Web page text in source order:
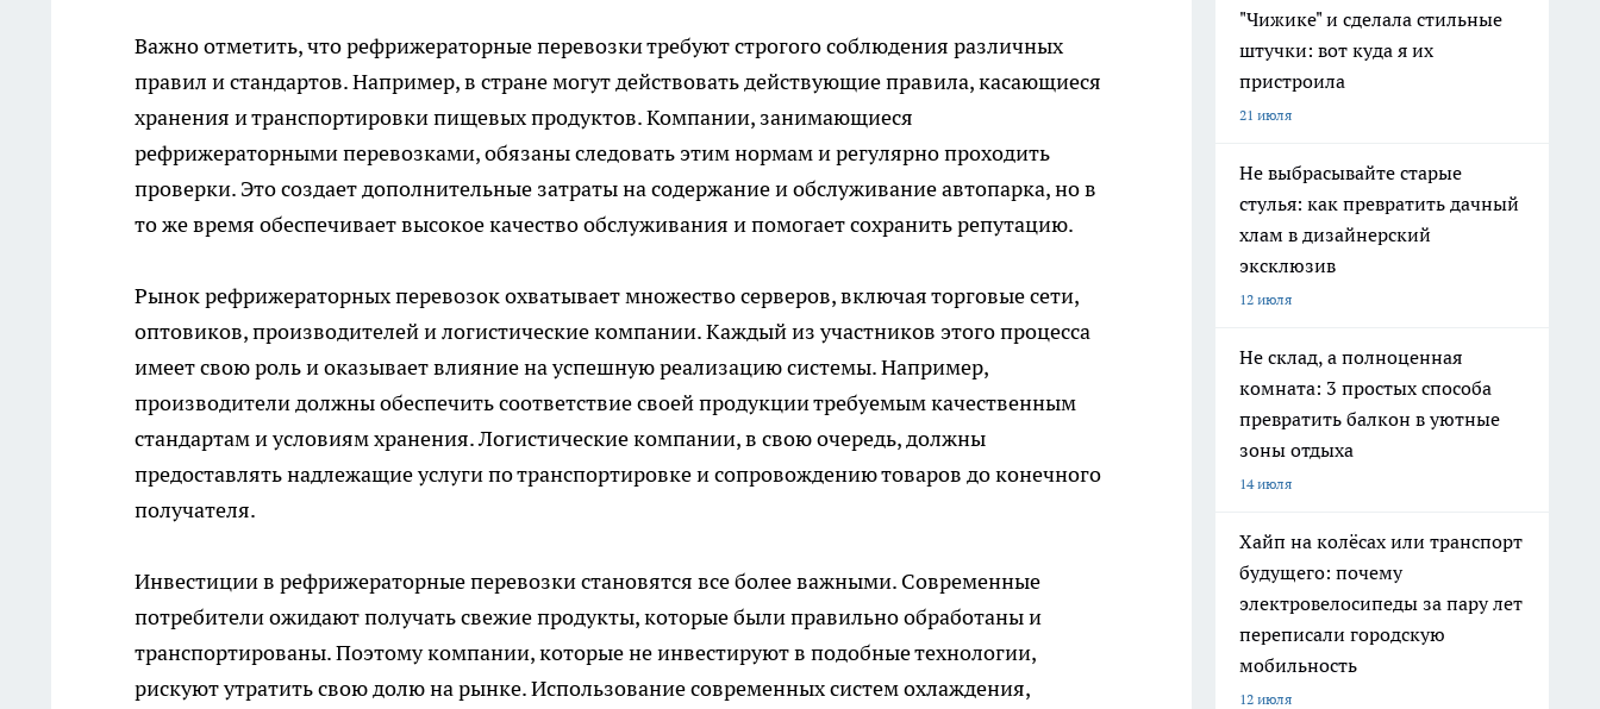
Важно отметить, что рефрижераторные перевозки требуют строгого соблюдения различных
правил и стандартов. Например, в стране могут действовать действующие правила, касающиеся
хранения и транспортировки пищевых продуктов. Компании, занимающиеся
рефрижераторными перевозками, обязаны следовать этим нормам и регулярно проходить
проверки. Это создает дополнительные затраты на содержание и обслуживание автопарка, но в
то же время обеспечивает высокое качество обслуживания и помогает сохранить репутацию.
Рынок рефрижераторных перевозок охватывает множество серверов, включая торговые сети,
оптовиков, производителей и логистические компании. Каждый из участников этого процесса
имеет свою роль и оказывает влияние на успешную реализацию системы. Например,
производители должны обеспечить соответствие своей продукции требуемым качественным
стандартам и условиям хранения. Логистические компании, в свою очередь, должны
предоставлять надлежащие услуги по транспортировке и сопровождению товаров до конечного
получателя.
Инвестиции в рефрижераторные перевозки становятся все более важными. Современные
потребители ожидают получать свежие продукты, которые были правильно обработаны и
транспортированы. Поэтому компании, которые не инвестируют в подобные технологии,
рискуют утратить свою долю на рынке. Использование современных систем охлаждения,
"Чижике" и сделала стильные
штучки: вот куда я их
пристроила
21 июля
Не выбрасывайте старые
стулья: как превратить дачный
хлам в дизайнерский
эксклюзив
12 июля
Не склад, а полноценная
комната: 3 простых способа
превратить балкон в уютные
зоны отдыха
14 июля
Хайп на колёсах или транспорт
будущего: почему
электровелосипеды за пару лет
переписали городскую
мобильность
12 июля